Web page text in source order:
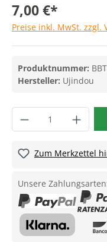
7,00 €*
Preise inkl. MwSt. zzgl.
Produktnummer:
Hersteller: Ujindou
Zum Merkzettel
Unsere